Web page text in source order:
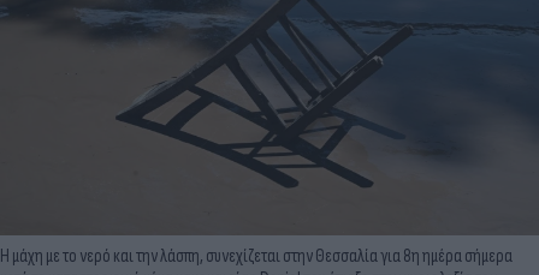
Η μάχη με το νερό και την λάσπη, συνεχίζεται στην Θεσσαλία για 8η ημέρα σήμερα